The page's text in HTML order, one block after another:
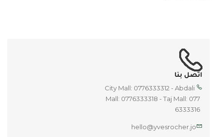
اتصل بنا
City Mall: 0776333312 - Abdali
Mall: 0776333318 - Taj Mall: 077
6333316
hello@yvesrocher.jo